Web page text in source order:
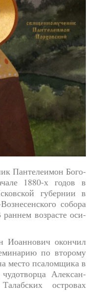
Пан­те­леимон Бо­го­
1880-х годов в
губернии в
собора
ран­нем воз­расте оси­
Иоаннович окончил
по вто­ро­му
ме­сто пса­лом­щи­ка в
Алек­сан­
ост­ро­вах